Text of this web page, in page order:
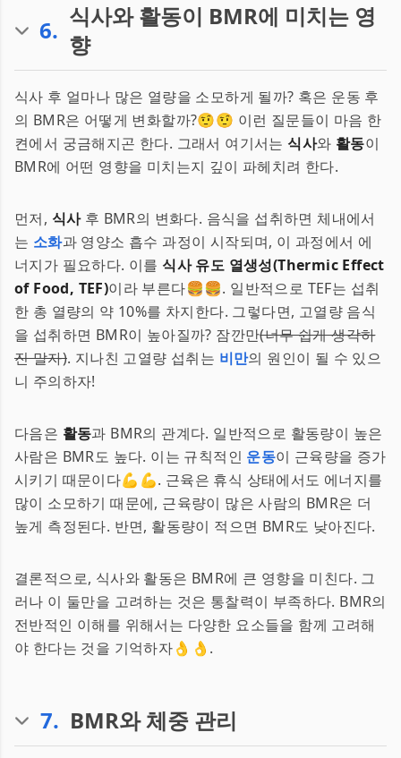
6. 식사와 활동이 BMR에 미치는 영
향
식사 후 얼마나 많은 열량을 소모하게 될까? 혹은 운동 후
의 BMR은 어떻게 변화할까?🤨🤨 이런 질문들이 마음 한
켠에서 궁금해지곤 한다. 그래서 여기서는 식사와 활동이
BMR에 어떤 영향을 미치는지 깊이 파헤치려 한다.
먼저, 식사후 BMR의 변화다. 음식을 섭취하면 체내에서
는 소화과 영양소 흡수 과정이 시작되며, 이 과정에서 에
너지가 필요하다. 이를 식사 유도 열생성(Thermic Effect
of Food, TEF)이라 부른다🍔🍔. 일반적으로 TEF는 섭취
한 총 열량의 약 10%를 차지한다. 그렇다면, 고열량 음식
을 섭취하면 BMR이 높아질까? 잠깐만(너무 쉽게 생각하
진 말자). 지나친 고열량 섭취는 비만의 원인이 될 수 있으
니 주의하자!
다음은 활동과 BMR의 관계다. 일반적으로 활동량이 높은
사람은 BMR도 높다. 이는 규칙적인 운동이 근육량을 증가
시키기 때문이다💪💪. 근육은 휴식 상태에서도 에너지를
많이 소모하기 때문에, 근육량이 많은 사람의 BMR은 더
높게 측정된다. 반면, 활동량이 적으면 BMR도 낮아진다.
결론적으로, 식사와 활동은 BMR에 큰 영향을 미친다. 그
러나 이 둘만을 고려하는 것은 통찰력이 부족하다. BMR의
전반적인 이해를 위해서는 다양한 요소들을 함께 고려해
야 한다는 것을 기억하자👌👌.
7. BMR와 체중 관리